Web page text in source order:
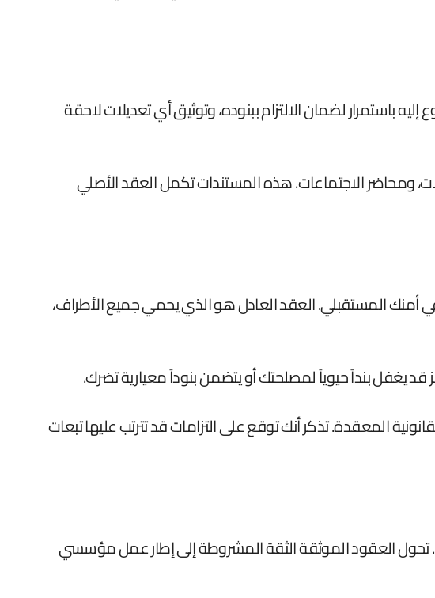
باستمرار لضمان الالتزام ببنوده، وتوثيق أي تعديلات لاحقة
ومحاضر الاجتماعات. هذه المستندات تكمل العقد الأصلي
المستقبلي. العقد العادل هو الذي يحمي جميع الأطراف،
يغفل بنداً حيوياً لمصلحتك أو يتضمن بنوداً معيارية تضرك.
المعقدة. تذكر أنك توقع على التزامات قد تترتب عليها تبعات
تحول العقود الموثقة الثقة المشروطة إلى إطار عمل مؤسسي